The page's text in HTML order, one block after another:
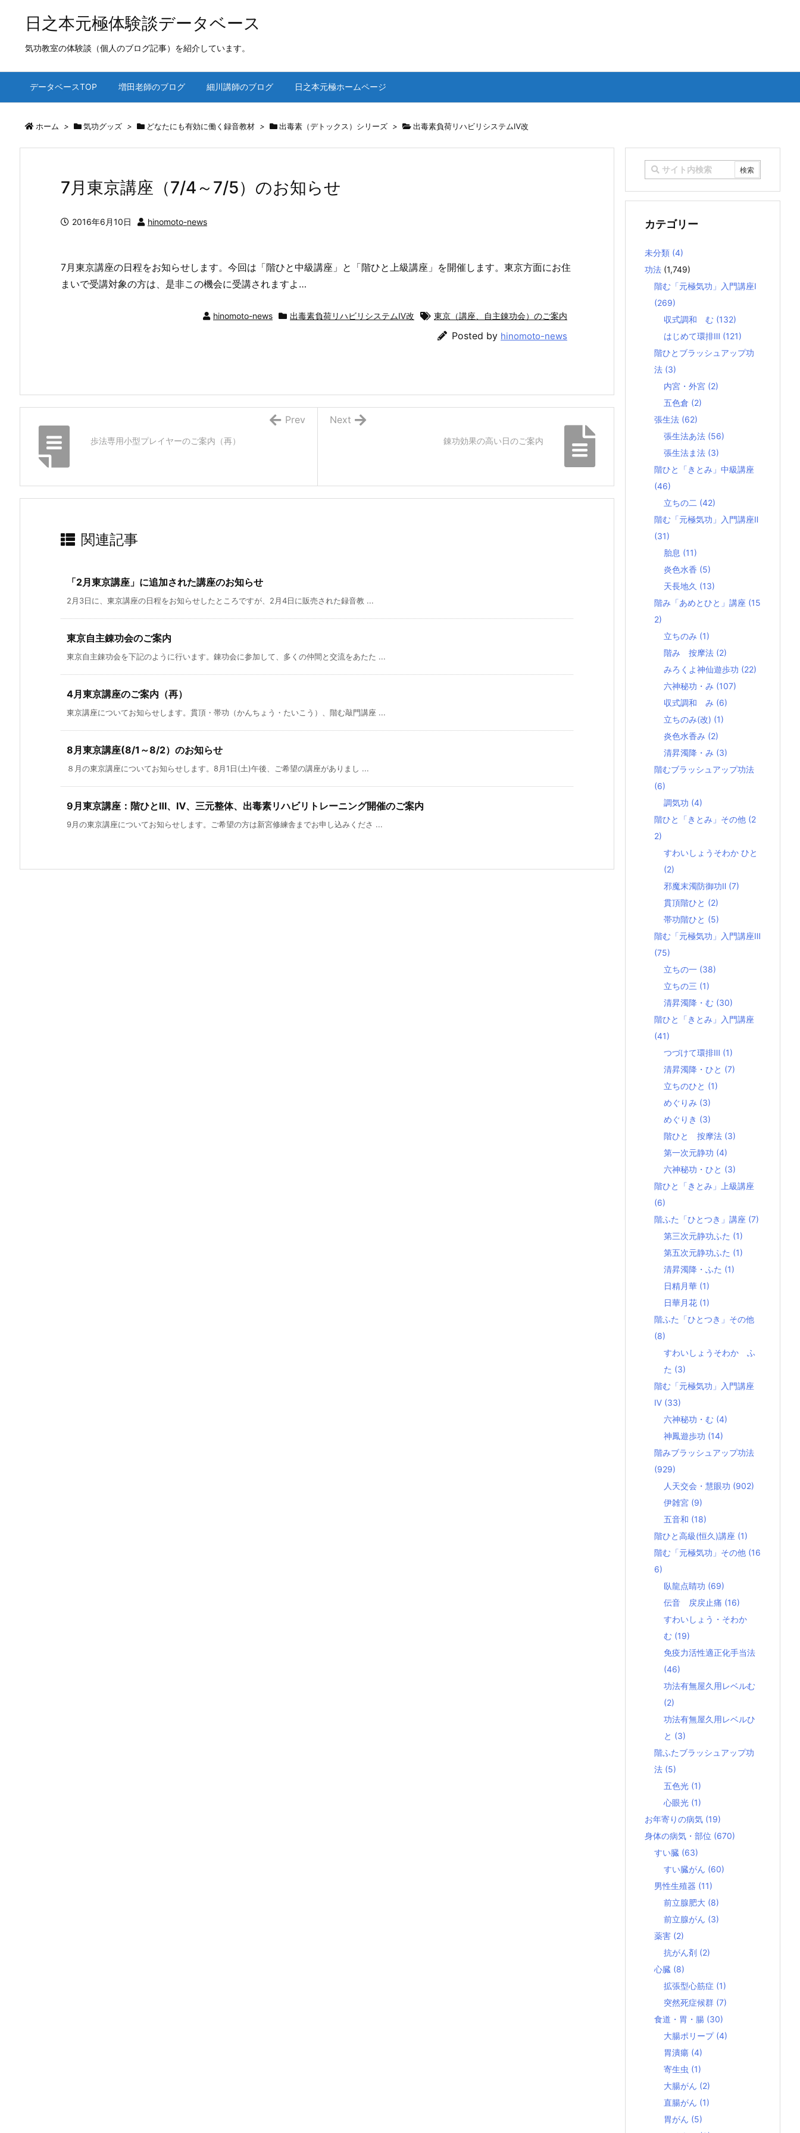
日之本元極体験談データベース
気功教室の体験談（個人のブログ記事）を紹介しています。
データベースTOP 増田老師のブログ 細川講師のブログ 日之本元極ホームページ
ホーム > 気功グッズ > どなたにも有効に働く録音教材 > 出毒素（デトックス）シリーズ > 出毒素負荷リハビリシステムⅣ改
7月東京講座（7/4～7/5）のお知らせ
2016年6月10日 hinomoto-news
7月東京講座の日程をお知らせします。今回は「階ひと中級講座」と「階ひと上級講座」を開催します。東京方面にお住
まいで受講対象の方は、是非この機会に受講されますよ…
hinomoto-news 出毒素負荷リハビリシステムⅣ改 東京（講座、自主錬功会）のご案内
Posted by hinomoto-news
錬功効果の高い日のご案内
Next
歩法専用小型プレイヤーのご案内（再）
Prev
関連記事
「2月東京講座」に追加された講座のお知らせ
2月3日に、東京講座の日程をお知らせしたところですが、2月4日に販売された録音教 ...
東京自主錬功会のご案内
東京自主錬功会を下記のように行います。錬功会に参加して、多くの仲間と交流をあたた ...
4月東京講座のご案内（再）
東京講座についてお知らせします。貫頂・帯功（かんちょう・たいこう）、階む敲門講座 ...
8月東京講座(8/1～8/2）のお知らせ
８月の東京講座についてお知らせします。8月1日(土)午後、ご希望の講座がありまし ...
9月東京講座：階ひとⅢ、Ⅳ、三元整体、出毒素リハビリトレーニング開催のご案内
9月の東京講座についてお知らせします。ご希望の方は新宮修練舎までお申し込みくださ ...
カテゴリー
未分類 (4)
功法 (1,749)
階む「元極気功」入門講座Ⅰ
(269)
収式調和 む (132)
はじめて環排Ⅲ (121)
階ひとブラッシュアップ功
法 (3)
内宮・外宮 (2)
五色倉 (2)
張生法 (62)
張生法あ法 (56)
張生法ま法 (3)
階ひと「きとみ」中級講座
(46)
立ちの二 (42)
階む「元極気功」入門講座Ⅱ
(31)
胎息 (11)
炎色水香 (5)
天長地久 (13)
階み「あめとひと」講座 (15
2)
立ちのみ (1)
階み 按摩法 (2)
みろくよ神仙遊歩功 (22)
六神秘功・み (107)
収式調和 み (6)
立ちのみ(改) (1)
炎色水香み (2)
清昇濁降・み (3)
階むブラッシュアップ功法
(6)
調気功 (4)
階ひと「きとみ」その他 (2
2)
すわいしょうそわか ひと
(2)
邪魔末濁防御功Ⅱ (7)
貫頂階ひと (2)
帯功階ひと (5)
階む「元極気功」入門講座Ⅲ
(75)
立ちの一 (38)
立ちの三 (1)
清昇濁降・む (30)
階ひと「きとみ」入門講座
(41)
つづけて環排Ⅲ (1)
清昇濁降・ひと (7)
立ちのひと (1)
めぐりみ (3)
めぐりき (3)
階ひと 按摩法 (3)
第一次元静功 (4)
六神秘功・ひと (3)
階ひと「きとみ」上級講座
(6)
階ふた「ひとつき」講座 (7)
第三次元静功ふた (1)
第五次元静功ふた (1)
清昇濁降・ふた (1)
日精月華 (1)
日華月花 (1)
階ふた「ひとつき」その他
(8)
すわいしょうそわか ふ
た (3)
階む「元極気功」入門講座
Ⅳ (33)
六神秘功・む (4)
神鳳遊歩功 (14)
階みブラッシュアップ功法
(929)
人天交会・慧眼功 (902)
伊雑宮 (9)
五音和 (18)
階ひと高級(恒久)講座 (1)
階む「元極気功」その他 (16
6)
臥龍点睛功 (69)
伝音 戻戻止痛 (16)
すわいしょう・そわか
む (19)
免疫力活性適正化手当法
(46)
功法有無屋久用レベルむ
(2)
功法有無屋久用レベルひ
と (3)
階ふたブラッシュアップ功
法 (5)
五色光 (1)
心眼光 (1)
お年寄りの病気 (19)
身体の病気・部位 (670)
すい臓 (63)
すい臓がん (60)
男性生殖器 (11)
前立腺肥大 (8)
前立腺がん (3)
薬害 (2)
抗がん剤 (2)
心臓 (8)
拡張型心筋症 (1)
突然死症候群 (7)
食道・胃・腸 (30)
大腸ポリープ (4)
胃潰瘍 (4)
寄生虫 (1)
大腸がん (2)
直腸がん (1)
胃がん (5)